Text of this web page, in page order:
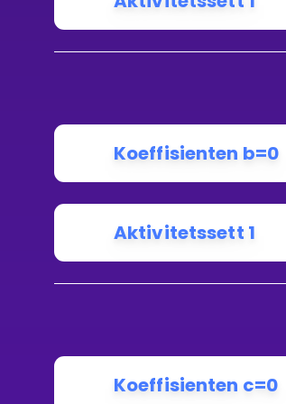
Koeffisienten b=0
Aktivitetssett 1
Koeffisienten c=0